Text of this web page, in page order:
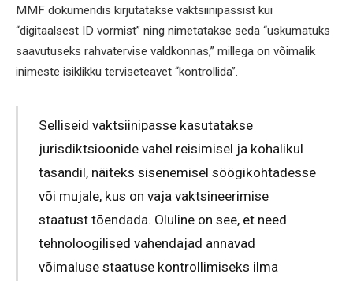
MMF dokumendis kirjutatakse vaktsiinipassist kui
“digitaalsest ID vormist” ning nimetatakse seda “uskumatuks
saavutuseks rahvatervise valdkonnas,” millega on võimalik
inimeste isiklikku terviseteavet “kontrollida”.
Selliseid vaktsiinipasse kasutatakse
jurisdiktsioonide vahel reisimisel ja kohalikul
tasandil, näiteks sisenemisel söögikohtadesse
või mujale, kus on vaja vaktsineerimise
staatust tõendada. Oluline on see, et need
tehnoloogilised vahendajad annavad
võimaluse staatuse kontrollimiseks ilma